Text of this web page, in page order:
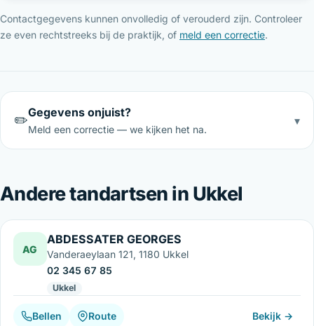
Contactgegevens kunnen onvolledig of verouderd zijn. Controleer
ze even rechtstreeks bij de praktijk, of meld een correctie.
✏️Gegevens onjuist?
Meld een correctie — we kijken het na.
▾
Andere tandartsen in Ukkel
AG
ABDESSATER GEORGES
Vanderaeylaan 121, 1180 Ukkel
02 345 67 85
Ukkel
Bellen Route Bekijk →